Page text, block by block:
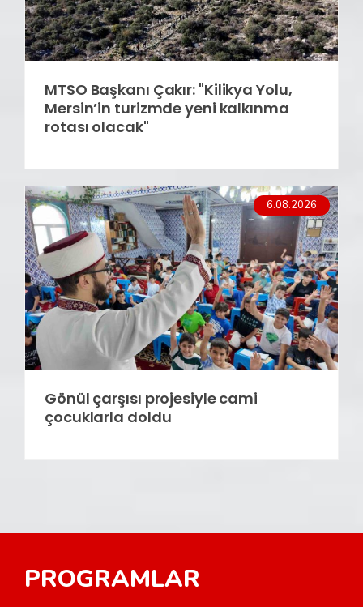
MTSO Başkanı Çakır: "Kilikya Yolu,
Mersin’in turizmde yeni kalkınma
rotası olacak"
6.08.2026
Gönül çarşısı projesiyle cami
çocuklarla doldu
PROGRAMLAR